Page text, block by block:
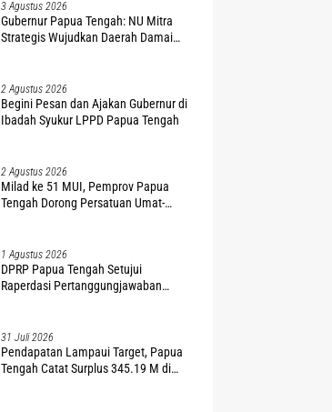
3 Agustus 2026
Gubernur Papua Tengah: NU Mitra
Strategis Wujudkan Daerah Damai
2 Agustus 2026
Begini Pesan dan Ajakan Gubernur di
Ibadah Syukur LPPD Papua Tengah
2 Agustus 2026
Milad ke 51 MUI, Pemprov Papua
Tengah Dorong Persatuan Umat-
1 Agustus 2026
DPRP Papua Tengah Setujui
Raperdasi Pertanggungjawaban
31 Juli 2026
Pendapatan Lampaui Target, Papua
Tengah Catat Surplus 345.19 M di